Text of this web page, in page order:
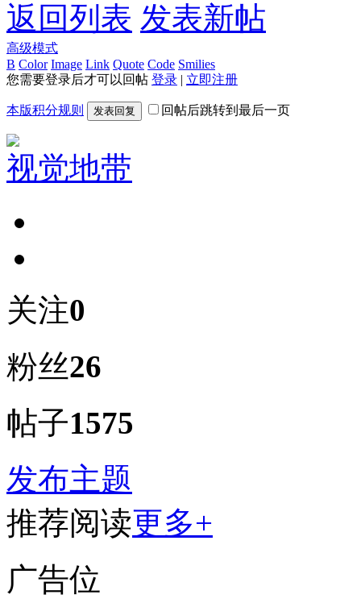
返回列表 发表新帖
高级模式
B Color Image Link Quote Code Smilies
您需要登录后才可以回帖 登录 | 立即注册
本版积分规则 发表回复 回帖后跳转到最后一页
视觉地带
关注0
粉丝26
帖子1575
发布主题
推荐阅读更多+
广告位